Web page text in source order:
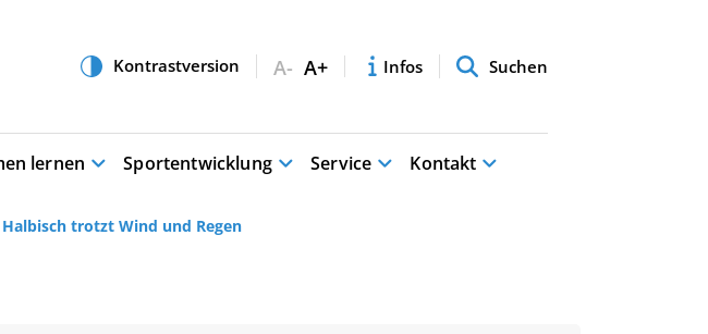
A- A+ Infos Suchen
lernen Sportentwicklung Service Kontakt
trotzt Wind und Regen